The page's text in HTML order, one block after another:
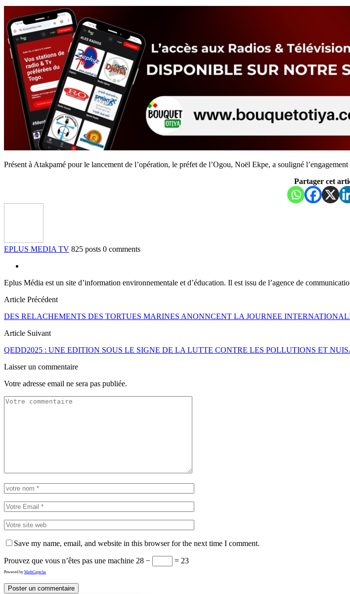
Présent à Atakpamé pour le lancement de l’opération, le préfet de l’Ogou, Noël Ekpe, a souligné
Partager cet
EPLUS MEDIA TV 825 posts 0 comments
Eplus Média est un site d’information environnementale et d’éducation. Il est issu de l’agence de
Article Précédent
DES RELACHEMENTS DES TORTUES MARINES ANONNCENT LA JOURNEE
Article Suivant
QEDD2025 : UNE EDITION SOUS LE SIGNE DE LA LUTTE CONTRE LES POLLUTIONS ET
Laisser un commentaire
Votre adresse email ne sera pas publiée.
Save my name, email, and website in this browser for the next time I comment.
Prouvez que vous n’êtes pas une machine 28 − = 23
Powered by MathCaptcha